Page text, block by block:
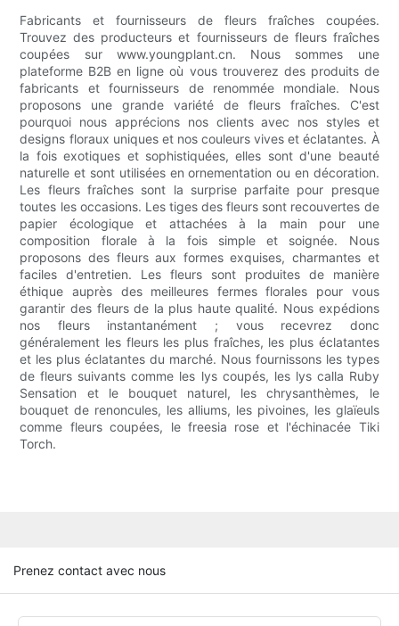
Fabricants et fournisseurs de fleurs fraîches coupées.
Trouvez des producteurs et fournisseurs de fleurs fraîches
coupées sur www.youngplant.cn. Nous sommes une
plateforme B2B en ligne où vous trouverez des produits de
fabricants et fournisseurs de renommée mondiale. Nous
proposons une grande variété de fleurs fraîches. C'est
pourquoi nous apprécions nos clients avec nos styles et
designs floraux uniques et nos couleurs vives et éclatantes. À
la fois exotiques et sophistiquées, elles sont d'une beauté
naturelle et sont utilisées en ornementation ou en décoration.
Les fleurs fraîches sont la surprise parfaite pour presque
toutes les occasions. Les tiges des fleurs sont recouvertes de
papier écologique et attachées à la main pour une
composition florale à la fois simple et soignée. Nous
proposons des fleurs aux formes exquises, charmantes et
faciles d'entretien. Les fleurs sont produites de manière
éthique auprès des meilleures fermes florales pour vous
garantir des fleurs de la plus haute qualité. Nous expédions
nos fleurs instantanément ; vous recevrez donc
généralement les fleurs les plus fraîches, les plus éclatantes
et les plus éclatantes du marché. Nous fournissons les types
de fleurs suivants comme les lys coupés, les lys calla Ruby
Sensation et le bouquet naturel, les chrysanthèmes, le
bouquet de renoncules, les alliums, les pivoines, les glaïeuls
comme fleurs coupées, le freesia rose et l'échinacée Tiki
Torch.
Prenez contact avec nous